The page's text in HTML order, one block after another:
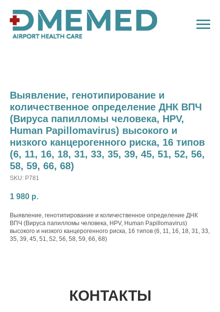
Выявление, генотипирование и
количественное определение ДНК ВПЧ
(Вируса папилломы человека, HPV,
Human Papillomavirus) высокого и
низкого канцерогенного риска, 16 типов
(6, 11, 16, 18, 31, 33, 35, 39, 45, 51, 52, 56,
58, 59, 66, 68)
SKU: P781
1 980 р.
Выявление, генотипирование и количественное определение ДНК
ВПЧ (Вируса папилломы человека, HPV, Human Papillomavirus)
высокого и низкого канцерогенного риска, 16 типов (6, 11, 16, 18, 31, 33,
35, 39, 45, 51, 52, 56, 58, 59, 66, 68)
КОНТАКТЫ